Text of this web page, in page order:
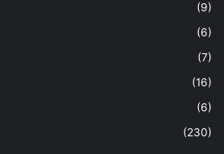
(9)
(6)
(7)
(16)
(6)
(230)